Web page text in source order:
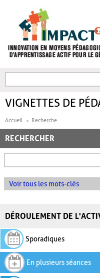
FORMULAIRE DE
VIGNETTES DE
Accueil Recherche
RECHERCHER
Voir tous les mots-clés
DÉROULEMENT DE
Sporadiques
En plusieurs séances